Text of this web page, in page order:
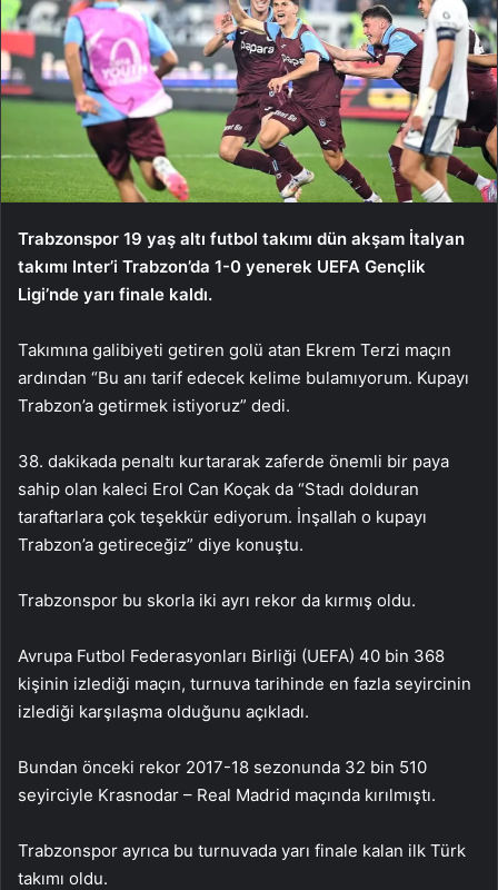
Trabzonspor 19 yaş altı futbol takımı dün akşam İtalyan
takımı Inter’i Trabzon’da 1-0 yenerek UEFA Gençlik
Ligi’nde yarı finale kaldı.
Takımına galibiyeti getiren golü atan Ekrem Terzi maçın
ardından “Bu anı tarif edecek kelime bulamıyorum. Kupayı
Trabzon’a getirmek istiyoruz” dedi.
38. dakikada penaltı kurtararak zaferde önemli bir paya
sahip olan kaleci Erol Can Koçak da “Stadı dolduran
taraftarlara çok teşekkür ediyorum. İnşallah o kupayı
Trabzon’a getireceğiz” diye konuştu.
Trabzonspor bu skorla iki ayrı rekor da kırmış oldu.
Avrupa Futbol Federasyonları Birliği (UEFA) 40 bin 368
kişinin izlediği maçın, turnuva tarihinde en fazla seyircinin
izlediği karşılaşma olduğunu açıkladı.
Bundan önceki rekor 2017-18 sezonunda 32 bin 510
seyirciyle Krasnodar – Real Madrid maçında kırılmıştı.
Trabzonspor ayrıca bu turnuvada yarı finale kalan ilk Türk
takımı oldu.